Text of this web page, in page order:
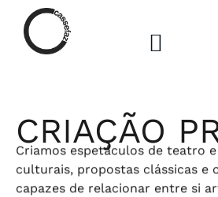
content
CRIAÇÃO
Criamos espetáculos de teatro
culturais, propostas clássicas e
capazes de relacionar entre si